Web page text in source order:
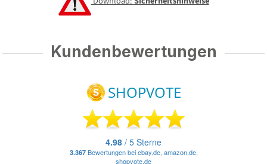
Kundenbewertungen